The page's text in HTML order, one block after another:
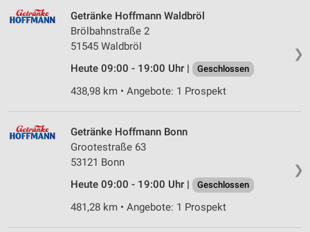
❯
Getränke Hoffmann Waldbröl
Brölbahnstraße 2
51545 Waldbröl
Heute 09:00 - 19:00 Uhr |
Geschlossen
438,98 km • Angebote: 1 Prospekt
❯
Getränke Hoffmann Bonn
Grootestraße 63
53121 Bonn
Heute 09:00 - 19:00 Uhr |
Geschlossen
481,28 km • Angebote: 1 Prospekt
IAB-Verarbeitungszwecke:
Speichern von oder Zugriff auf Informationen
auf einem Endgerät
Verwendung reduzierter Daten zur Auswahl von
Werbung
Verwendung von Profilen zur Auswahl
personalisierter Werbung
Erstellung von Profilen zur Personalisierung
von Inhalten